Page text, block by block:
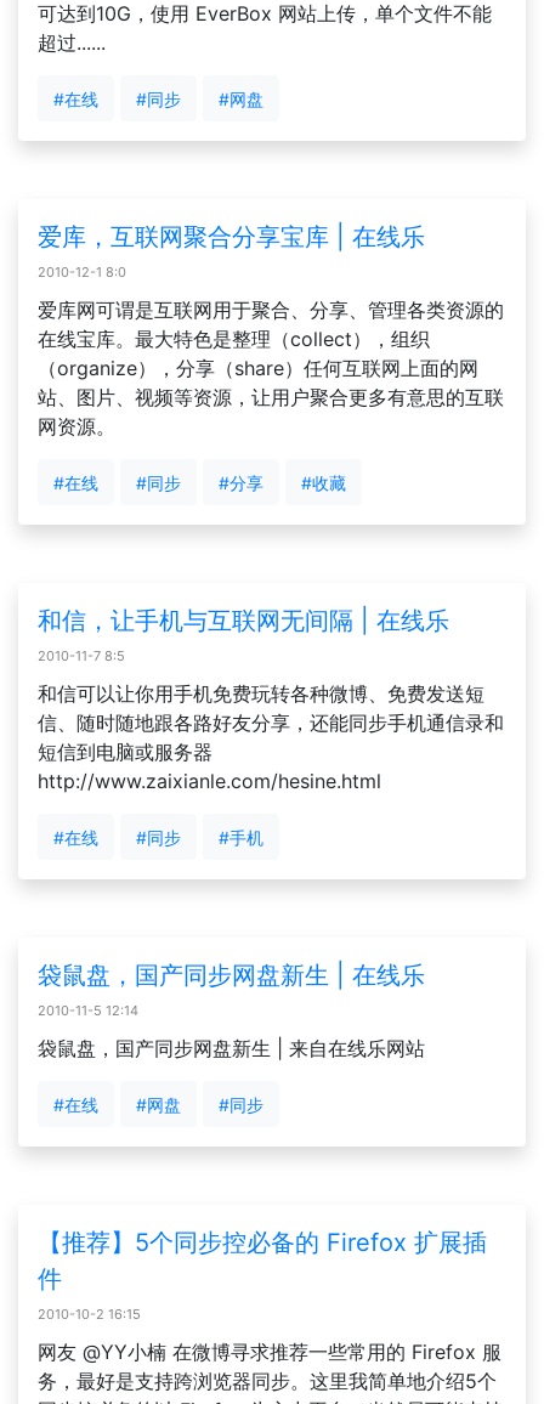
可达到10G，使用 EverBox 网站上传，单个文件不能
超过......
#在线 #同步 #网盘
爱库，互联网聚合分享宝库 | 在线乐
2010-12-1 8:0
爱库网可谓是互联网用于聚合、分享、管理各类资源的
在线宝库。最大特色是整理（collect），组织
（organize），分享（share）任何互联网上面的网
站、图片、视频等资源，让用户聚合更多有意思的互联
网资源。
#在线 #同步 #分享 #收藏
和信，让手机与互联网无间隔 | 在线乐
2010-11-7 8:5
和信可以让你用手机免费玩转各种微博、免费发送短
信、随时随地跟各路好友分享，还能同步手机通信录和
短信到电脑或服务器
http://www.zaixianle.com/hesine.html
#在线 #同步 #手机
袋鼠盘，国产同步网盘新生 | 在线乐
2010-11-5 12:14
袋鼠盘，国产同步网盘新生 | 来自在线乐网站
#在线 #网盘 #同步
【推荐】5个同步控必备的 Firefox 扩展插
件
2010-10-2 16:15
网友 @YY小楠 在微博寻求推荐一些常用的 Firefox 服
务，最好是支持跨浏览器同步。这里我简单地介绍5个